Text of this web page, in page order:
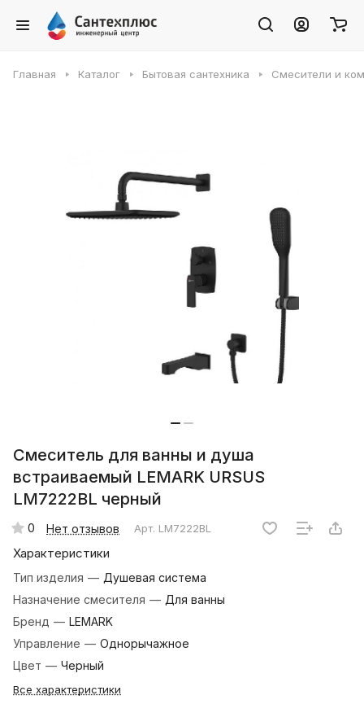
Главная Каталог Бытовая сантехника Смесители и
Смеситель для ванны и душа
встраиваемый LEMARK URSUS
LM7222BL черный
0 Нет отзывов Арт. LM7222BL
Характеристики
Тип изделия — Душевая система
Назначение смесителя — Для ванны
Бренд — LEMARK
Управление — Однорычажное
Цвет — Черный
Все характеристики